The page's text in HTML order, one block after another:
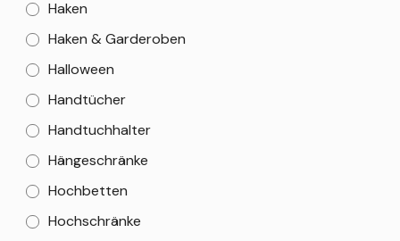
Haken
Haken & Garderoben
Halloween
Handtücher
Handtuchhalter
Hängeschränke
Hochbetten
Hochschränke